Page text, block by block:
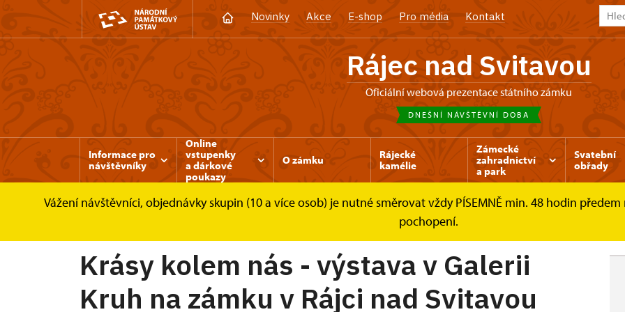
Novinky Akce E-shop Pro média Kontakt
Rájec nad Svitavou
Oficiální webová prezentace státního zámku
DNEŠNÍ NÁVŠTĚVNÍ DOBA
Informace pro
návštěvníky
Online
vstupenky
a dárkové
poukazy
O zámku
Rájecké
kamélie
Zámecké
zahradnictví
a park
Svatební
obřady
Vážení návštěvníci, objednávky skupin (10 a více osob) je nutné směrovat vždy PÍSEMNĚ min. 48 hodin
pochopení.
Zámek Rájec nad Svitavou Akce Krásy kolem nás - výstava v Galerii...
Krásy kolem nás - výstava v Galerii
Kruh na zámku v Rájci nad Svitavou